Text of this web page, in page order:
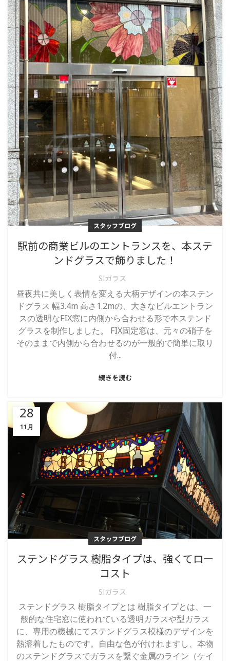
スタッフブログ
駅前の商業ビルのエントランスを、本ステ
ンドグラスで飾りました！
SIガラス
昼夜共に美しく表情を変える大柄デザインの本ステン
ドグラス 幅3.4m 高さ1.2mの、大きなビルエントラン
スの透明なFIX窓に内側から合わせる形で本ステンド
グラスを制作しました。 FIX固定窓は、元々の硝子を
そのままで内側から合わせるのが一般的で簡単に取り
付...
続きを読む
28
11月
スタッフブログ
ステンドグラス 樹脂タイプは、強くてロー
コスト
SIガラス
ステンドグラス 樹脂タイプとは 樹脂タイプとは、一
般的な住宅窓に使われている透明ガラスや型ガラス
に、専用の機械にてステンドグラス模様のデザインを
熱溶着したものです。自由な色が付けれますし、本物